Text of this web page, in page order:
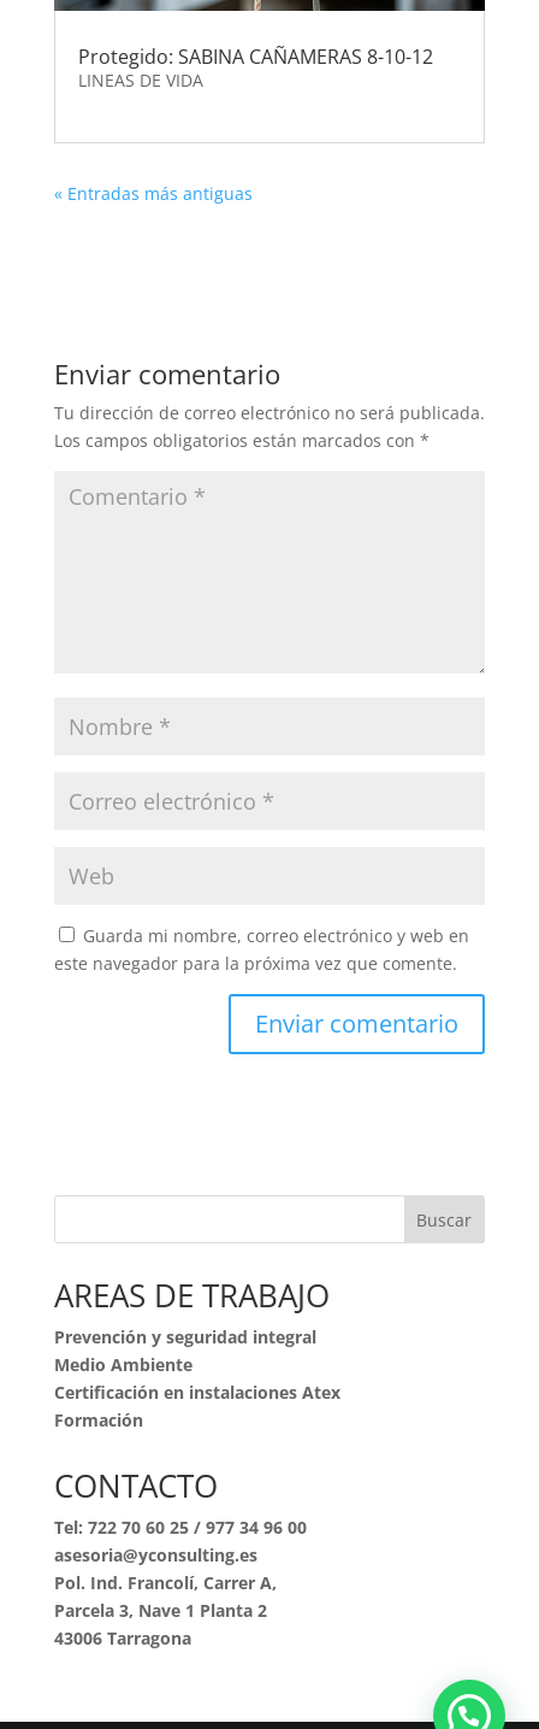
Protegido: SABINA CAÑAMERAS 8-10-12
LINEAS DE VIDA
« Entradas más antiguas
Enviar comentario
Tu dirección de correo electrónico no será publicada.
Los campos obligatorios están marcados con *
Guarda mi nombre, correo electrónico y web en
este navegador para la próxima vez que comente.
Buscar
AREAS DE TRABAJO
Prevención y seguridad integral
Medio Ambiente
Certificación en instalaciones Atex
Formación
CONTACTO
Tel: 722 70 60 25/ 977 34 96 00
asesoria@yconsulting.es
Pol. Ind. Francolí, Carrer A,
Parcela 3, Nave 1 Planta 2
43006 Tarragona